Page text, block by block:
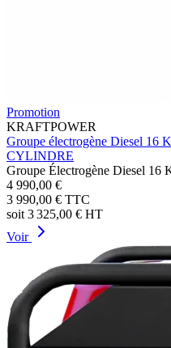
Promotion
KRAFTPOWER
Groupe électrogène Diesel 16
CYLINDRE
Groupe Électrogène Diesel 16
4 990,00 €
3 990,00 € TTC
soit 3 325,00 € HT
Voir